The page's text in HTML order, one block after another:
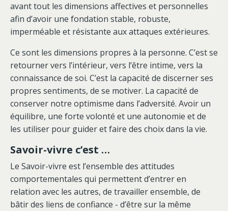
avant tout les dimensions affectives et personnelles
afin d’avoir une fondation stable, robuste,
imperméable et résistante aux attaques extérieures.
Ce sont les dimensions propres à la personne. C’est se
retourner vers l’intérieur, vers l’être intime, vers la
connaissance de soi. C’est la capacité de discerner ses
propres sentiments, de se motiver. La capacité de
conserver notre optimisme dans l’adversité. Avoir un
équilibre, une forte volonté et une autonomie et de
les utiliser pour guider et faire des choix dans la vie.
Savoir-vivre c’est …
Le Savoir-vivre est l’ensemble des attitudes
comportementales qui permettent d’entrer en
relation avec les autres, de travailler ensemble, de
bâtir des liens de confiance - d’être sur la même